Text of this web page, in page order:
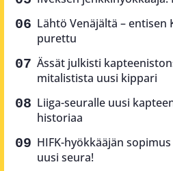
Lähtö Venäjältä –
purettu
Ässät julkisti
mitalistista uusi kippari
Liiga-seuralle uusi
historiaa
HIFK-hyökkääjän
uusi seura!